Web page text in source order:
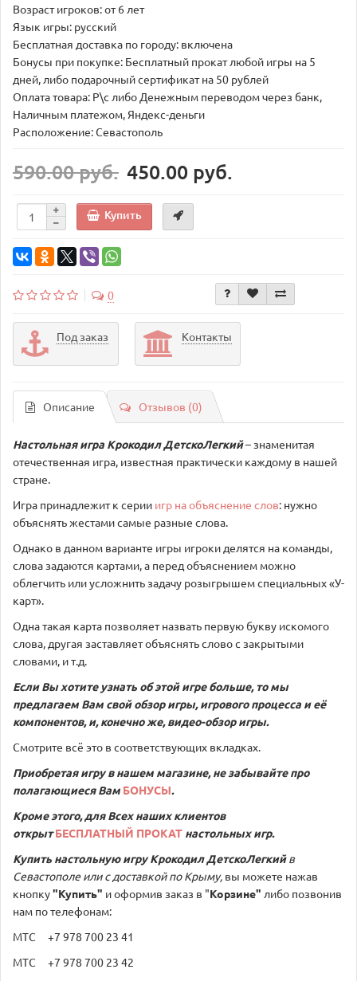
Возраст игроков: от 6 лет
Язык игры: русский
Бесплатная доставка по городу: включена
Бонусы при покупке: Бесплатный прокат любой игры на 5
дней, либо подарочный сертификат на 50 рублей
Оплата товара: Р\с либо Денежным переводом через банк,
Наличным платежом, Яндекс-деньги
Расположение: Севастополь
590.00 руб. 450.00 руб.
Купить
0
Под заказ Контакты
Описание Отзывов (0)
Настольная игра Крокодил ДетскоЛегкий– знаменитая
отечественная игра, известная практически каждому в нашей
стране.
Игра принадлежит к серии игр на объяснение слов: нужно
объяснять жестами самые разные слова.
Однако в данном варианте игры игроки делятся на команды,
слова задаются картами, а перед объяснением можно
облегчить или усложнить задачу розыгрышем специальных «У-
карт».
Одна такая карта позволяет назвать первую букву искомого
слова, другая заставляет объяснять слово с закрытыми
словами, и т.д.
Если Вы хотите узнать об этой игре больше, то мы
предлагаем Вам свой обзор игры, игрового процесса и её
компонентов, и, конечно же, видео-обзор игры.
Смотрите всё это в соответствующих вкладках.
Приобретая игру в нашем магазине, не забывайте про
полагающиеся Вам БОНУСЫ.
Кроме этого, для Всех наших клиентов
открыт БЕСПЛАТНЫЙ ПРОКАТ настольных игр.
Купить настольную игру Крокодил ДетскоЛегкийв
Севастополе или с доставкой по Крыму, вы можете нажав
кнопку"Купить" и оформив заказ в "Корзине" либо позвонив
нам по телефонам:
МТС +7 978 700 23 41
МТС +7 978 700 23 42